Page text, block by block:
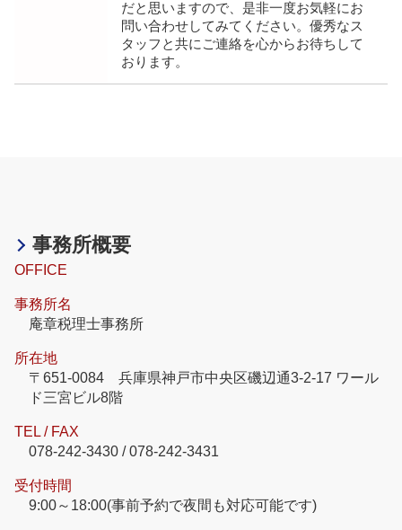
だと思いますので、是非一度お気軽にお
問い合わせしてみてください。優秀なス
タッフと共にご連絡を心からお待ちして
おります。
事務所概要
OFFICE
事務所名
庵章税理士事務所
所在地
〒651-0084 兵庫県神戸市中央区磯辺通3-2-17 ワール
ド三宮ビル8階
TEL / FAX
078-242-3430 / 078-242-3431
受付時間
9:00～18:00(事前予約で夜間も対応可能です)